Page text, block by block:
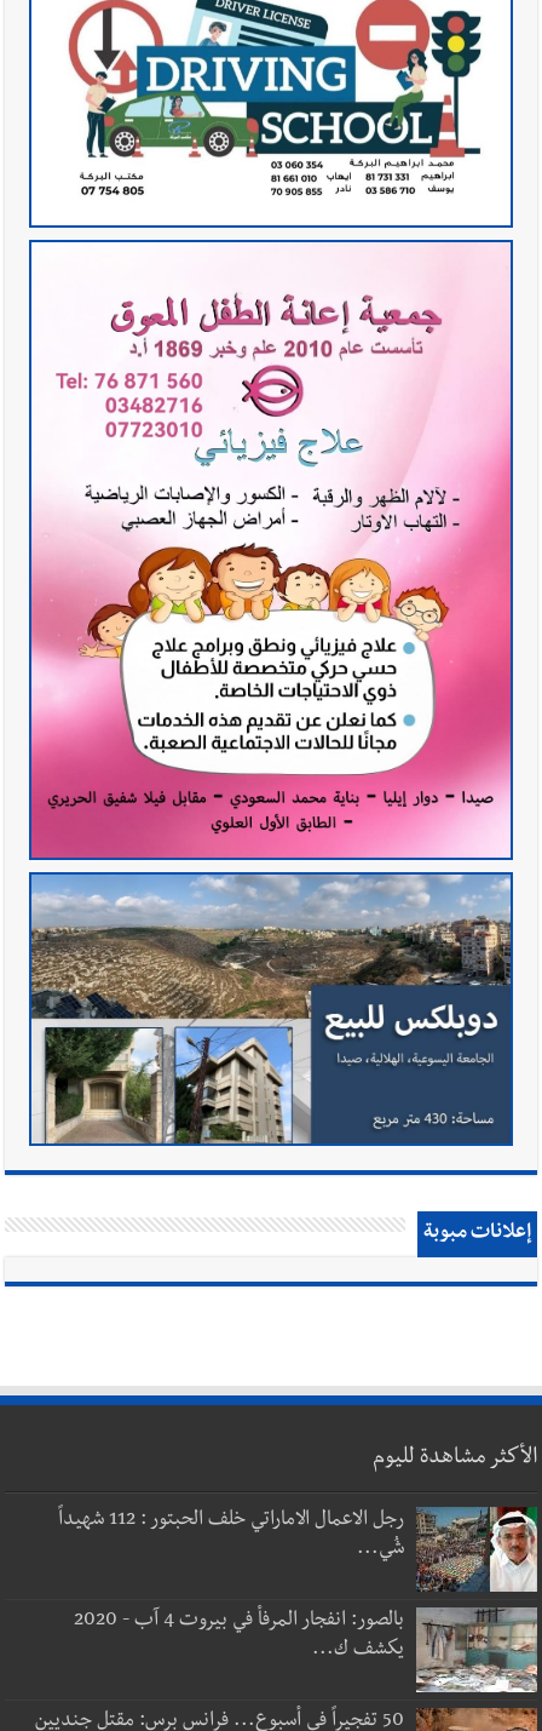
إعلانات مبوبة
الأكثر مشاهدة لليوم
رجل الاعمال الاماراتي خلف الحبتور : 112 شهيداً
شُي...
بالصور: انفجار المرفأ في بيروت 4 آب - 2020
يكشف ك...
50 تفجيراً في أسبوع... فرانس برس: مقتل جنديين